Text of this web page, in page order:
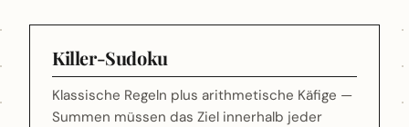
Killer-Sudoku
Klassische Regeln plus arithmetische Käfige —
Summen müssen das Ziel innerhalb jeder